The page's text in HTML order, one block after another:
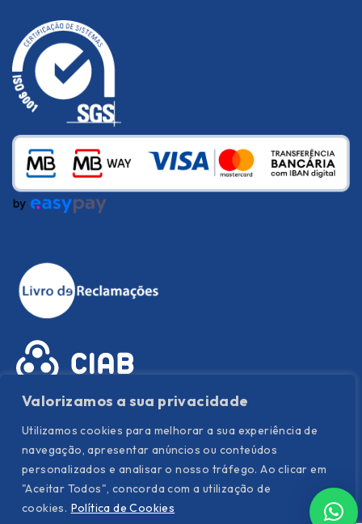
Valorizamos a sua privacidade
Utilizamos cookies para melhorar a sua experiência de
navegação, apresentar anúncios ou conteúdos
personalizados e analisar o nosso tráfego. Ao clicar em
"Aceitar Todos", concorda com a utilização de
cookies. Política de Cookies
Política de Privacidade|Política de Cookies |
Termos e
condições